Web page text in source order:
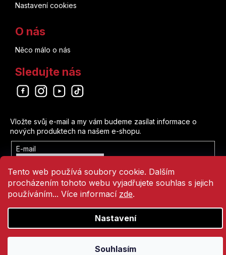
Tento web používá soubory cookie. Dalším
procházením tohoto webu vyjadřujete souhlas s jejich
používáním... Více informací zde.
Nastavení
Souhlasím
Nastavení cookies
O nás
Něco málo o nás
Sledujte nás
Odebírat newsletter
Vložte svůj e-mail a my vám budeme zasílat informace o
nových produktech na našem e-shopu.
E-mail
Vložením e-mailu souhlasíte s
podmínkami ochrany osobních údajů
Copyright 2026Comics Point. Všechna práva vyhrazena.